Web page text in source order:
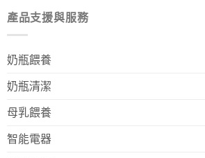
產品支援與服務
奶瓶餵養
奶瓶清潔
母乳餵養
智能電器